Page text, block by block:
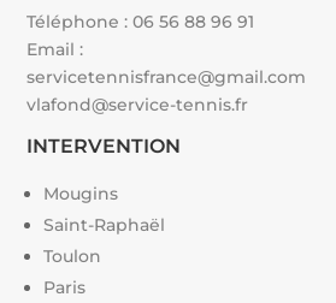
Téléphone :06 56 88 96 91
Email :
servicetennisfrance@gmail.com
vlafond@service-tennis.fr
INTERVENTION
Mougins
Saint-Raphaël
Toulon
Paris